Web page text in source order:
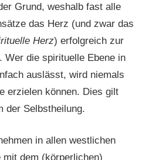
Grund, weshalb fast alle
das Herz (und zwar das
Herz) erfolgreich zur
Wer die spirituelle Ebene in
auslässt, wird niemals
erzielen können. Dies gilt
der Selbstheilung.
in allen westlichen
mit dem (körperlichen)